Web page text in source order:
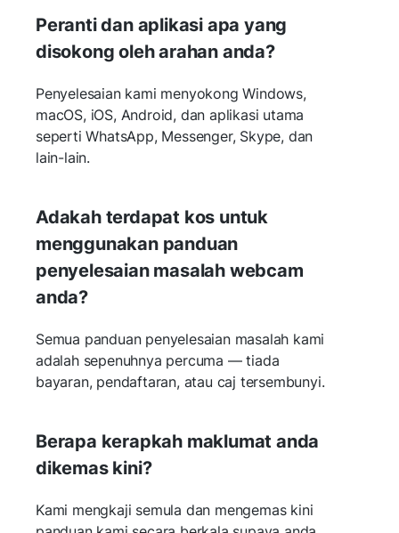
Peranti dan aplikasi apa yang
disokong oleh arahan anda?
Penyelesaian kami menyokong Windows,
macOS, iOS, Android, dan aplikasi utama
seperti WhatsApp, Messenger, Skype, dan
lain-lain.
Adakah terdapat kos untuk
menggunakan panduan
penyelesaian masalah webcam
anda?
Semua panduan penyelesaian masalah kami
adalah sepenuhnya percuma — tiada
bayaran, pendaftaran, atau caj tersembunyi.
Berapa kerapkah maklumat anda
dikemas kini?
Kami mengkaji semula dan mengemas kini